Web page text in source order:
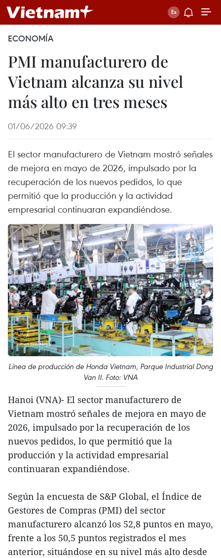
ECONOMÍA
PMI manufacturero de
Vietnam alcanza su nivel
más alto en tres meses
01/06/2026 09:39
El sector manufacturero de Vietnam mostró señales
de mejora en mayo de 2026, impulsado por la
recuperación de los nuevos pedidos, lo que
permitió que la producción y la actividad
empresarial continuaran expandiéndose.
Línea de producción de Honda Vietnam, Parque Industrial Dong
Van II. Foto: VNA
Hanoi (VNA)- El sector manufacturero de
Vietnam mostró señales de mejora en mayo de
2026, impulsado por la recuperación de los
nuevos pedidos, lo que permitió que la
producción y la actividad empresarial
continuaran expandiéndose.
Según la encuesta de S&P Global, el Índice de
Gestores de Compras (PMI) del sector
manufacturero alcanzó los 52,8 puntos en mayo,
frente a los 50,5 puntos registrados el mes
anterior, situándose en su nivel más alto desde